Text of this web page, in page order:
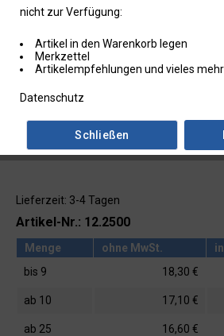
Lieferzeit: 3-4 Tagen
Artikel-Nr.: 12.2500
Menge ohne MwSt.
bis 9 18,30 €
ab 10 17,10 €
ab 25 16,60 €
nicht zur Verfügung:
Artikel in den Warenkorb legen
Merkzettel
Artikelempfehlungen und vieles mehr
Datenschutz
Schließen